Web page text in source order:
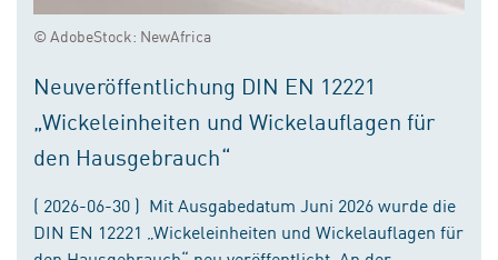
© AdobeStock: NewAfrica
Neuveröffentlichung DIN EN 12221
„Wickeleinheiten und Wickelauflagen für
den Hausgebrauch“
( 2026-06-30 ) Mit Ausgabedatum Juni 2026 wurde die
DIN EN 12221 „Wickeleinheiten und Wickelauflagen für